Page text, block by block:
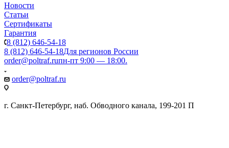
Новости
Статьи
Сертификаты
Гарантия
8 (812) 646-54-18
8 (812) 646-54-18Для регионов России
order@poltraf.ruпн-пт 9:00 — 18:00.
order@poltraf.ru
г. Санкт-Петербург, наб. Обводного канала, 199-201 П